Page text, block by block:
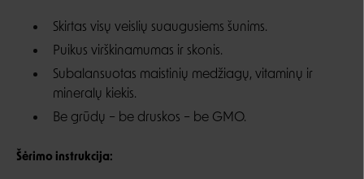
Skirtas visų veislių suaugusiems šunims.
Puikus virškinamumas ir skonis.
Subalansuotas maistinių medžiagų, vitaminų ir
mineralų kiekis.
Be grūdų – be druskos – be GMO.
Šėrimo instrukcija: